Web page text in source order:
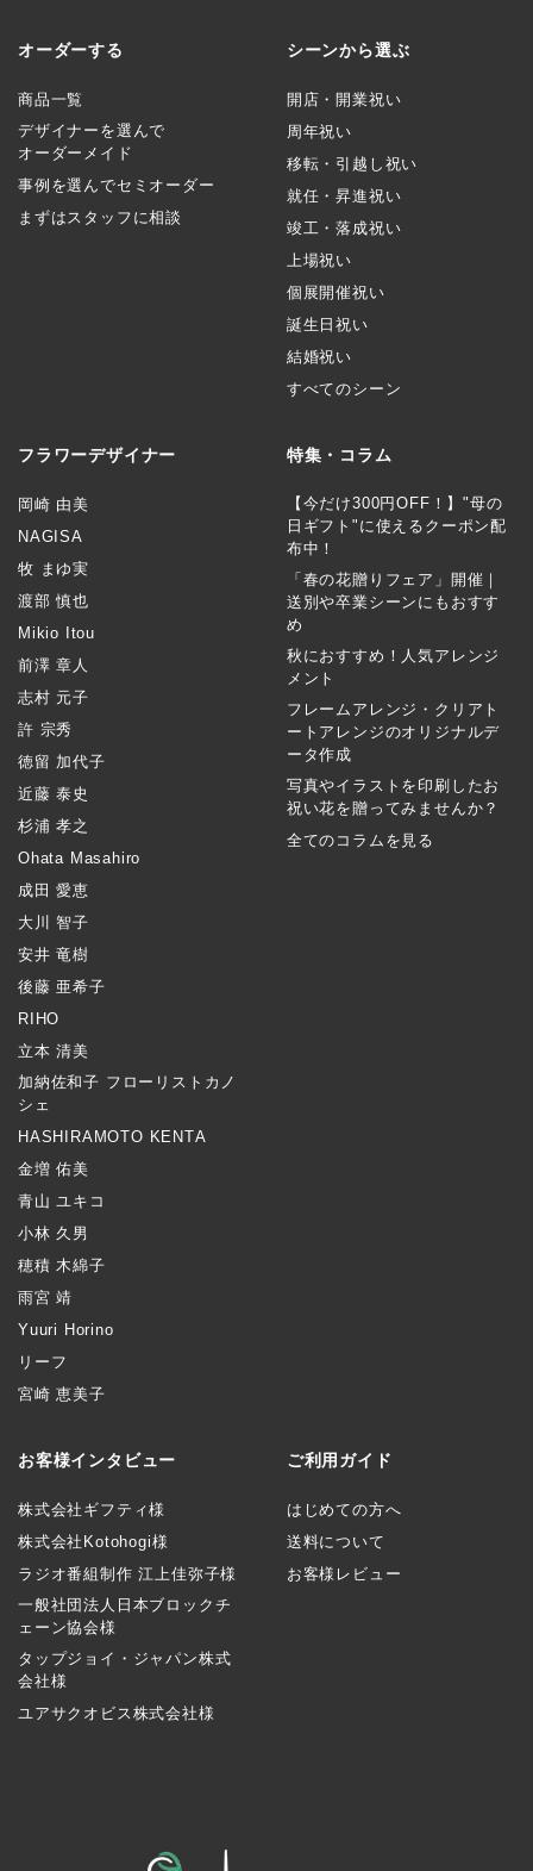
オーダーする
商品一覧
デザイナーを選んで
オーダーメイド
事例を選んでセミオーダー
まずはスタッフに相談
シーンから選ぶ
開店・開業祝い
周年祝い
移転・引越し祝い
就任・昇進祝い
竣工・落成祝い
上場祝い
個展開催祝い
誕生日祝い
結婚祝い
すべてのシーン
フラワーデザイナー
岡崎 由美
NAGISA
牧 まゆ実
渡部 慎也
Mikio Itou
前澤 章人
志村 元子
許 宗秀
徳留 加代子
近藤 泰史
杉浦 孝之
Ohata Masahiro
成田 愛恵
大川 智子
安井 竜樹
後藤 亜希子
RIHO
立本 清美
加納佐和子 フローリストカノ
シェ
HASHIRAMOTO KENTA
金増 佑美
青山 ユキコ
小林 久男
穂積 木綿子
雨宮 靖
Yuuri Horino
リーフ
宮崎 恵美子
特集・コラム
【今だけ300円OFF！】"母の
日ギフト"に使えるクーポン配
布中！
「春の花贈りフェア」開催｜
送別や卒業シーンにもおすす
め
秋におすすめ！人気アレンジ
メント
フレームアレンジ・クリアト
ートアレンジのオリジナルデ
ータ作成
写真やイラストを印刷したお
祝い花を贈ってみませんか？
全てのコラムを見る
お客様インタビュー
株式会社ギフティ様
株式会社Kotohogi様
ラジオ番組制作 江上佳弥子様
一般社団法人日本ブロックチ
ェーン協会様
タップジョイ・ジャパン株式
会社様
ユアサクオビス株式会社様
ご利用ガイド
はじめての方へ
送料について
お客様レビュー